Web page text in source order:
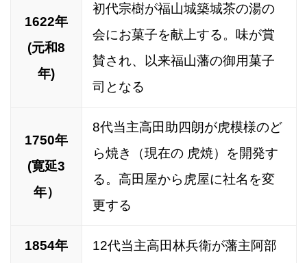
1622年
(元和8
年)
初代宗樹が福山城築城茶の湯の
会にお菓子を献上する。味が賞
賛され、以来福山藩の御用菓子
司となる
1750年
(寛延3
年）
8代当主高田助四朗が虎模様のど
ら焼き（現在の 虎焼）を開発す
る。高田屋から虎屋に社名を変
更する
1854年
12代当主高田林兵衛が藩主阿部